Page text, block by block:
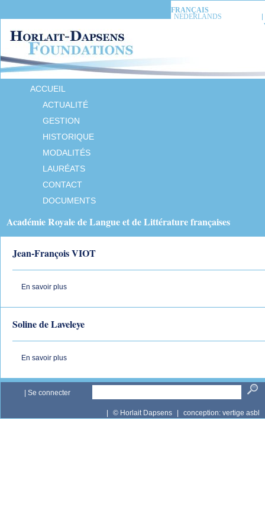
FRANÇAIS
NEDERLANDS
ACCUEIL
ACTUALITÉ
GESTION
HISTORIQUE
MODALITÉS
LAURÉATS
CONTACT
DOCUMENTS
Académie Royale de Langue et de Littérature françaises
Jean-François VIOT
En savoir plus
Soline de Laveleye
En savoir plus
Se connecter
© Horlait Dapsens conception: vertige asbl